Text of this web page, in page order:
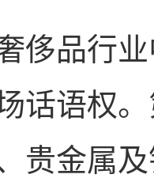
侈品行
话语权
贵金属